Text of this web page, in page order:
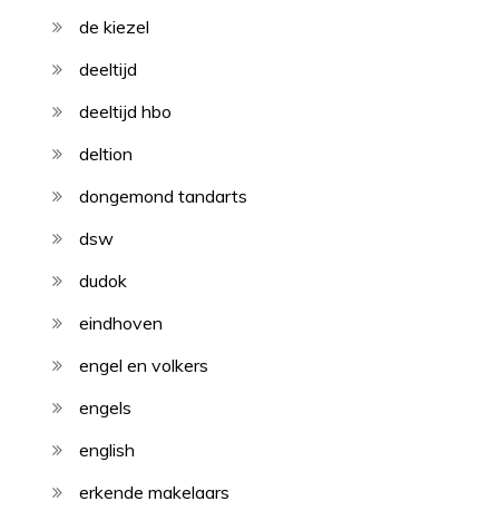
de kiezel
deeltijd
deeltijd hbo
deltion
dongemond tandarts
dsw
dudok
eindhoven
engel en volkers
engels
english
erkende makelaars